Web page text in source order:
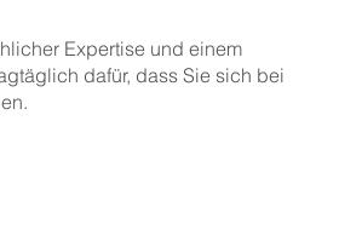
Expertise und einem
dafür, dass Sie sich bei